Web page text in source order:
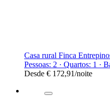
Casa rural Finca
Pessoas: 2 · Quartos: 1 ·
Desde € 172,91/noite